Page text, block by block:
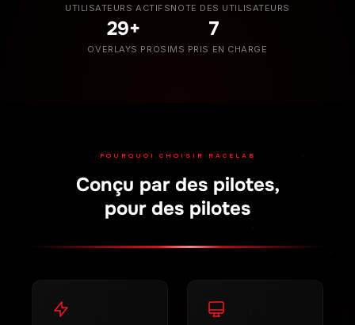
UTILISATEURS ACTIFSNOTE DES UTILISATEURS
29+
OVERLAYS PRO
7
SIMS PRIS EN CHARGE
POURQUOI CHOISIR RACELAB
Conçu par des pilotes,
pour des pilotes